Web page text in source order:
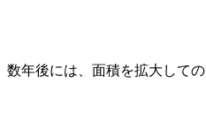
数年後には、面積を拡大しての